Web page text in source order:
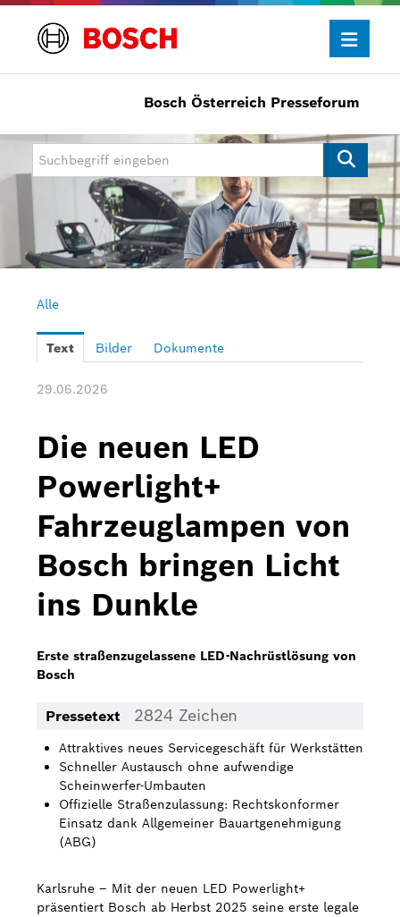
Presseinformationen
Allgemein/Wirtschaft
Bosch Innovationspreis
eBike Systems
Mobility
Power Tools
Buderus
Pressemappen
Hausgeräte
Downloads
Pressemappen
Videos
Über uns
Bosch in Österreich
Karriere bei Bosch in Österreich
Bosch Weltweit
Kontakt
Bosch Österreich Presseforum
Alle
Text Bilder Dokumente
29.06.2026
Die neuen LED
Powerlight+
Fahrzeuglampen von
Bosch bringen Licht
ins Dunkle
Erste straßenzugelassene LED-Nachrüstlösung von
Bosch
Pressetext 2824 Zeichen
Attraktives neues Servicegeschäft für Werkstätten
Schneller Austausch ohne aufwendige
Scheinwerfer-Umbauten
Offizielle Straßenzulassung: Rechtskonformer
Einsatz dank Allgemeiner Bauartgenehmigung
(ABG)
Karlsruhe – Mit der neuen LED Powerlight+
präsentiert Bosch ab Herbst 2025 seine erste legale